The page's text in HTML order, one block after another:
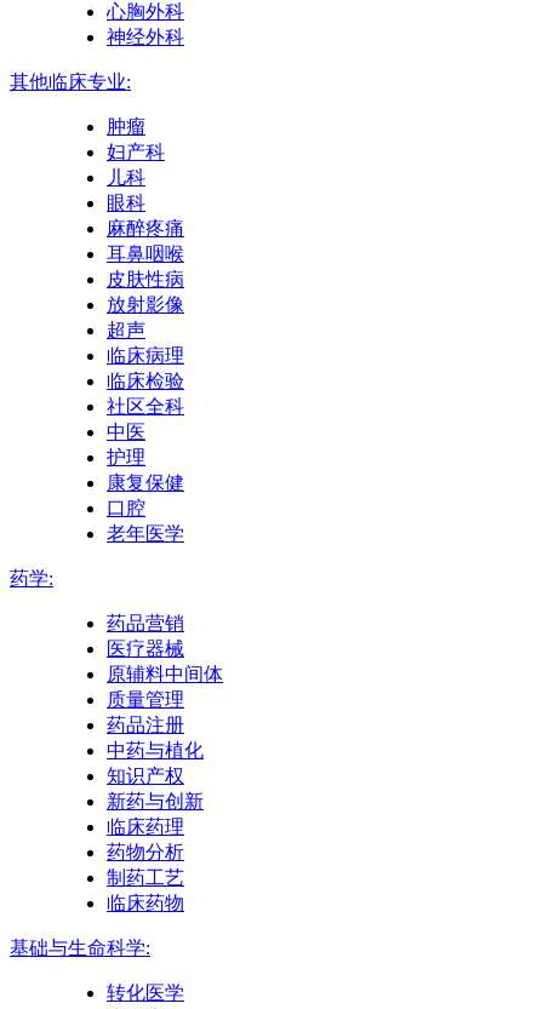
心胸外科
神经外科
其他临床专业:
肿瘤
妇产科
儿科
眼科
麻醉疼痛
耳鼻咽喉
皮肤性病
放射影像
超声
临床病理
临床检验
社区全科
中医
护理
康复保健
口腔
老年医学
药学:
药品营销
医疗器械
原辅料中间体
质量管理
药品注册
中药与植化
知识产权
新药与创新
临床药理
药物分析
制药工艺
临床药物
基础与生命科学:
转化医学